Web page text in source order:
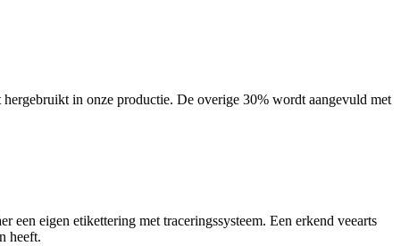
in onze productie. De overige 30% wordt aangevuld met
eigen etikettering met traceringssysteem. Een erkend veearts
heeft.